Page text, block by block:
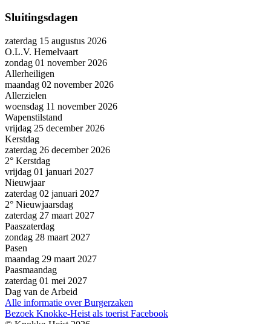
Sluitingsdagen
zaterdag 15 augustus 2026
O.L.V. Hemelvaart
zondag 01 november 2026
Allerheiligen
maandag 02 november 2026
Allerzielen
woensdag 11 november 2026
Wapenstilstand
vrijdag 25 december 2026
Kerstdag
zaterdag 26 december 2026
2° Kerstdag
vrijdag 01 januari 2027
Nieuwjaar
zaterdag 02 januari 2027
2° Nieuwjaarsdag
zaterdag 27 maart 2027
Paaszaterdag
zondag 28 maart 2027
Pasen
maandag 29 maart 2027
Paasmaandag
zaterdag 01 mei 2027
Dag van de Arbeid
Alle informatie over Burgerzaken
Bezoek Knokke-Heist als toerist Facebook